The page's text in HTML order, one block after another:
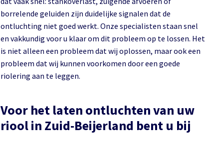
borrelende geluiden zijn duidelijke signalen dat de
ontluchting niet goed werkt. Onze specialisten staan snel
en vakkundig voor u klaar om dit probleem op te lossen. Het
is niet alleen een probleem dat wij oplossen, maar ook een
probleem dat wij kunnen voorkomen door een goede
riolering aan te leggen.
Voor het laten ontluchten van uw
riool in Zuid-Beijerland bent u bij